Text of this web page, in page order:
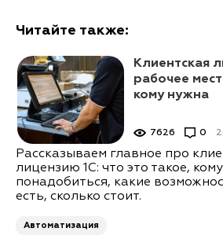
Читайте также:
Клиентская
рабочее
кому нужна
7626 0
Рассказываем главное про
лицензию 1С: что это такое,
понадобиться, какие
есть, сколько стоит.
Автоматизация